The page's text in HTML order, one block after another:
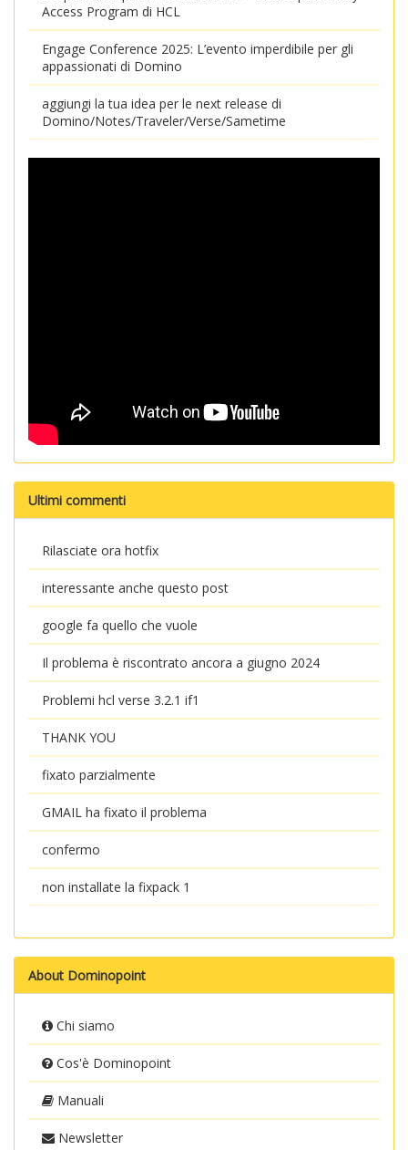
Access Program di HCL
Engage Conference 2025: L’evento imperdibile per gli
appassionati di Domino
aggiungi la tua idea per le next release di
Domino/Notes/Traveler/Verse/Sametime
Ultimi commenti
Rilasciate ora hotfix
interessante anche questo post
google fa quello che vuole
Il problema è riscontrato ancora a giugno 2024
Problemi hcl verse 3.2.1 if1
THANK YOU
fixato parzialmente
GMAIL ha fixato il problema
confermo
non installate la fixpack 1
About Dominopoint
Chi siamo
Cos'è Dominopoint
Manuali
Newsletter